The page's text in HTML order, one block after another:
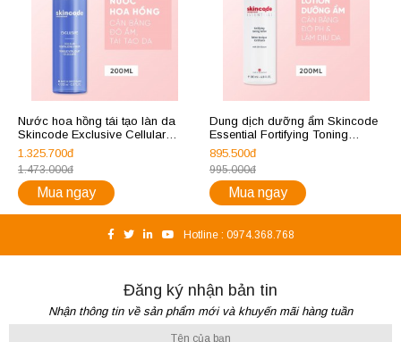
Nước hoa hồng tái tạo làn da
Skincode Exclusive Cellular
Revitalizing Toner
1.325.700đ
1.473.000đ
Mua ngay
Dung dịch dưỡng ẩm Skincode
Essential Fortifying Toning
Lotion 200ml
895.500đ
995.000đ
Mua ngay
Hotline : 0974.368.768
Đăng ký nhận bản tin
Nhận thông tin về sản phẩm mới và khuyến mãi hàng tuần